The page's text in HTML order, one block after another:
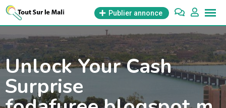
Aller
Publier annonce
Unlock Your Cash
Surprise